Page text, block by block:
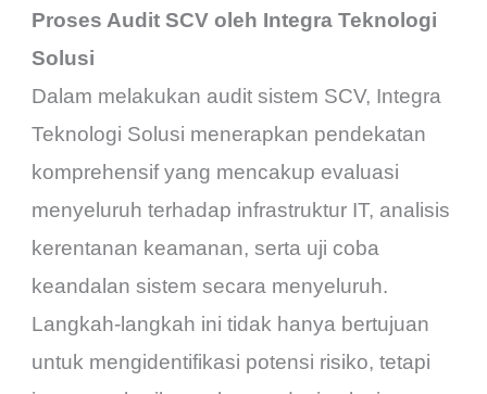
Proses Audit SCV oleh Integra Teknologi
Solusi
Dalam melakukan audit sistem SCV, Integra
Teknologi Solusi menerapkan pendekatan
komprehensif yang mencakup evaluasi
menyeluruh terhadap infrastruktur IT, analisis
kerentanan keamanan, serta uji coba
keandalan sistem secara menyeluruh.
Langkah-langkah ini tidak hanya bertujuan
untuk mengidentifikasi potensi risiko, tetapi